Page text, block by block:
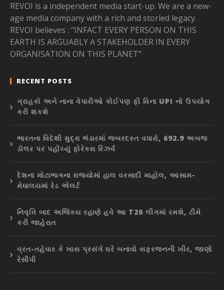
REVOI is a independent media start-up. We are a new-
age media company with a rich and storied legacy.
REVOI believes : “INFACT EVERY PERSON ON THIS
EARTH IS ARGUABLY A STAKEHOLDER IN EVERY
ORGANISATION ON THIS PLANET”
RECENT POSTS
ગ્રાહકો અને નાના વેપારીઓ કોઈપણ ફી વિના UPI નો ઉપયોગ
કરી શકશે
ભારતના વિદેશી મુદ્રા ભંડારમાં જબરદસ્ત વધારો, 692.9 અબજ
ડૉલર પર પહોંચ્યું ફોરેક્સ રિઝર્વ
દેશના મોટાભાગના રાજ્યોમાં હાલ વરસાદી માહોલ, આસામ-
મેઘાલયમાં રેડ એલર્ટ
નિવૃત્તિ બાદ અજિંક્ય રહાણે હવે આ T20 લીગમાં રમશે, ટીમે
કરી જાહેરાત
વ્રત-તહેવાર કે ખાસ પ્રસંગે ઘરે બનાવો સફરજનની ખીર, જાણો
રેસીપી